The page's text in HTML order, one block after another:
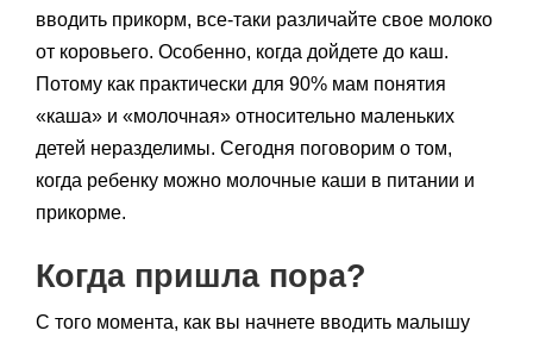
вводить прикорм, все-таки различайте свое молоко
от коровьего. Особенно, когда дойдете до каш.
Потому как практически для 90% мам понятия
«каша» и «молочная» относительно маленьких
детей неразделимы. Сегодня поговорим о том,
когда ребенку можно молочные каши в питании и
прикорме.
Когда пришла пора?
С того момента, как вы начнете вводить малышу